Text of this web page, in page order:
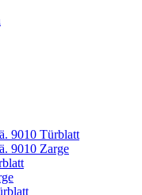
9010 Türblatt
9010 Zarge